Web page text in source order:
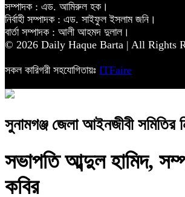
সম্পাদক : এড. আমিরুল হক।
নির্বাহী সম্পাদক : এড. সাইফুল ইসলাম জনি।
বার্তা সম্পাদক : আলী আহমদ দুলাল।
© 2026 Daily Haque Barta | All Rights
সকল কারিগরী সহযোগিতায়ঃ ITFaire
সুনামগঞ্জ জেলা আইনজীবী সমিতির
সভাপতি আব্দুল হামিদ,
কবির